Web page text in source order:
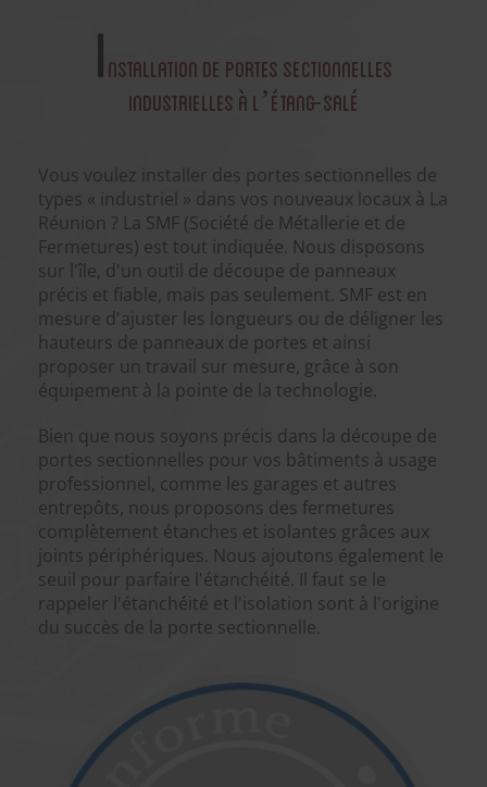
Installation de portes sectionnelles
industrielles à L’Étang-Salé
Vous voulez installer des portes sectionnelles de
types « industriel » dans vos nouveaux locaux à La
Réunion ? La SMF (Société de Métallerie et de
Fermetures) est tout indiquée. Nous disposons
sur l'île, d'un outil de découpe de panneaux
précis et fiable, mais pas seulement. SMF est en
mesure d'ajuster les longueurs ou de déligner les
hauteurs de panneaux de portes et ainsi
proposer un travail sur mesure, grâce à son
équipement à la pointe de la technologie.
Bien que nous soyons précis dans la découpe de
portes sectionnelles pour vos bâtiments à usage
professionnel, comme les garages et autres
entrepôts, nous proposons des fermetures
complètement étanches et isolantes grâces aux
joints périphériques. Nous ajoutons également le
seuil pour parfaire l'étanchéité. Il faut se le
rappeler l'étanchéité et l'isolation sont à l'origine
du succès de la porte sectionnelle.